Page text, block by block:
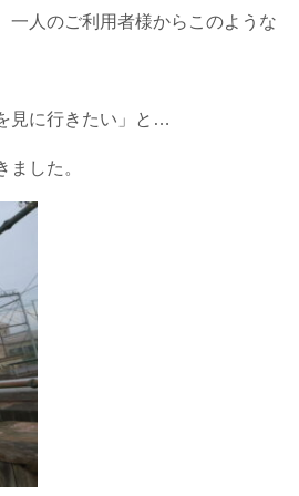
一人のご利用者様からこのような
見に行きたい」と…
した。